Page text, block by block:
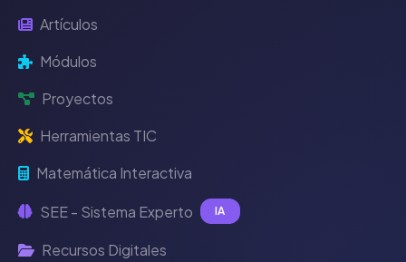
Artículos
Módulos
Proyectos
Herramientas TIC
Matemática Interactiva
SEE - Sistema Experto IA
Recursos Digitales